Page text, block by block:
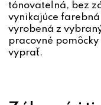
tónovateľná, bez
vynikajúce
vyrobená z
pracovné
vyprať.